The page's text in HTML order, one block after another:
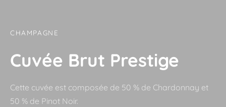
CHAMPAGNE
Cuvée Brut Prestige
Cette cuvée est composée de 50 % de Chardonnay et
50 % de Pinot Noir.